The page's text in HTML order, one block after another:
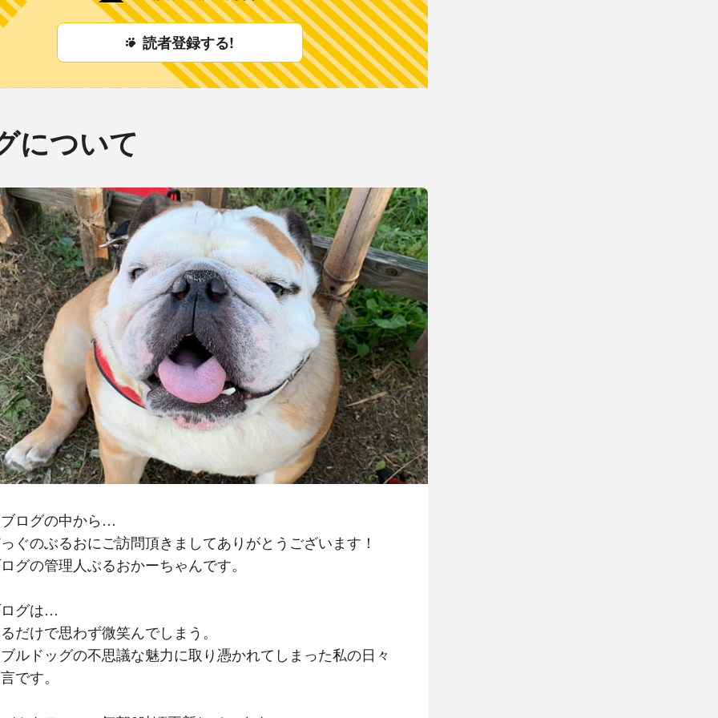
読者登録する!
について
ログの中から…
ぐのぶるおにご訪問頂きましてありがとうございます！
グの管理人ぶるおかーちゃんです。
グは…
だけで思わず微笑んでしまう。
ルドッグの不思議な魅力に取り憑かれてしまった私の日々
です。